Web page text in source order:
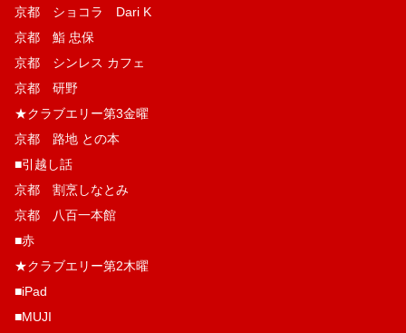
京都 ショコラ Dari K
京都 鮨 忠保
京都 シンレス カフェ
京都 研野
★クラブエリー第3金曜
京都 路地 との本
■引越し話
京都 割烹しなとみ
京都 八百一本館
■赤
★クラブエリー第2木曜
■iPad
■MUJI